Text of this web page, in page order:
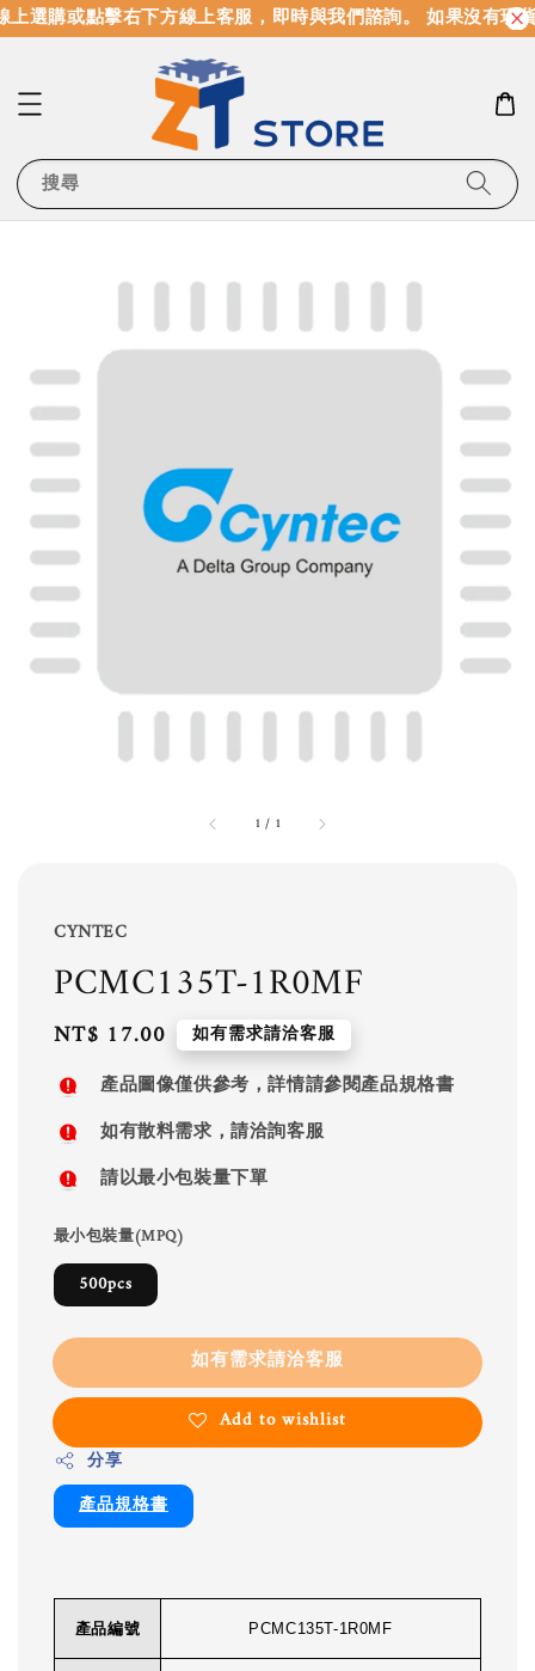
選購或點擊右下方線上客服，即時與我們諮詢。 如果沒有現
搜尋
1 / 1
CYNTEC
PCMC135T-1R0MF
Regular
price
NT$ 17.00 如有需求請洽客服
產品圖像僅供參考，詳情請參閱產品規格書
如有散料需求，請洽詢客服
請以最小包裝量下單
最小包裝量(MPQ)
500pcs
如有需求請洽客服
Add to wishlist
分享
產品規格書
產品編號 PCMC135T-1R0MF